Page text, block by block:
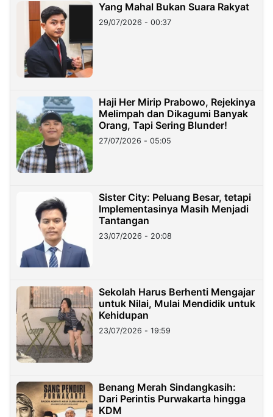
Yang Mahal Bukan Suara Rakyat
29/07/2026 - 00:37
Haji Her Mirip Prabowo, Rejekinya
Melimpah dan Dikagumi Banyak
Orang, Tapi Sering Blunder!
27/07/2026 - 05:05
Sister City: Peluang Besar, tetapi
Implementasinya Masih Menjadi
Tantangan
23/07/2026 - 20:08
Sekolah Harus Berhenti Mengajar
untuk Nilai, Mulai Mendidik untuk
Kehidupan
23/07/2026 - 19:59
Benang Merah Sindangkasih:
Dari Perintis Purwakarta hingga
KDM